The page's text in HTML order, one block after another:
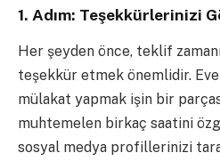
1. Adım: Teşekkürlerinizi
Her şeyden önce, teklif
teşekkür etmek önemlidir.
mülakat yapmak işin bir
muhtemelen birkaç saatini
sosyal medya profillerinizi